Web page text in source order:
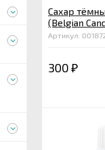
Сахар
(Belgian
гр.
Артикул:
300 ₽